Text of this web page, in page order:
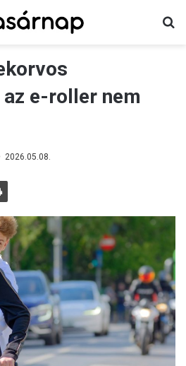
e-roller nem
2026.05.08.